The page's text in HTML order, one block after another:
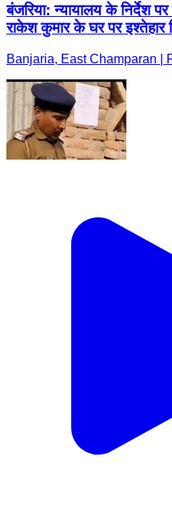
बंजरिया: न्यायालय के निर्देश
राकेश कुमार के घर पर इश्तेहार
Banjaria, East Champaran |